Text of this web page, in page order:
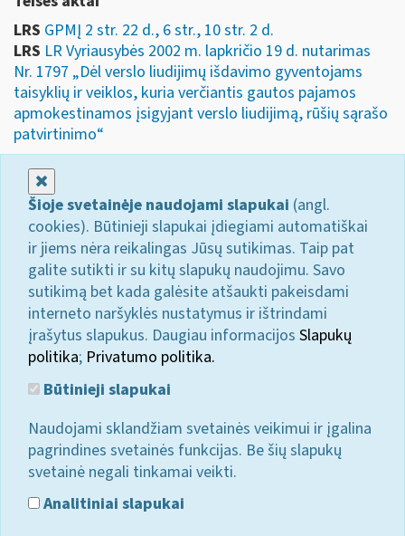
LRS GPMĮ 2 str. 22 d., 6 str., 10 str. 2 d.
LRS LR Vyriausybės 2002 m. lapkričio 19 d. nutarimas
Nr. 1797 „Dėl verslo liudijimų išdavimo gyventojams
taisyklių ir veiklos, kuria verčiantis gautos pajamos
apmokestinamos įsigyjant verslo liudijimą, rūšių sąrašo
patvirtinimo“
Šioje svetainėje naudojami slapukai (angl.
cookies). Būtinieji slapukai įdiegiami automatiškai
ir jiems nėra reikalingas Jūsų sutikimas. Taip pat
galite sutikti ir su kitų slapukų naudojimu. Savo
sutikimą bet kada galėsite atšaukti pakeisdami
interneto naršyklės nustatymus ir ištrindami
įrašytus slapukus. Daugiau informacijos Slapukų
politika; Privatumo politika.
Būtinieji slapukai
Naudojami sklandžiam svetainės veikimui ir įgalina
pagrindines svetainės funkcijas. Be šių slapukų
svetainė negali tinkamai veikti.
Analitiniai slapukai